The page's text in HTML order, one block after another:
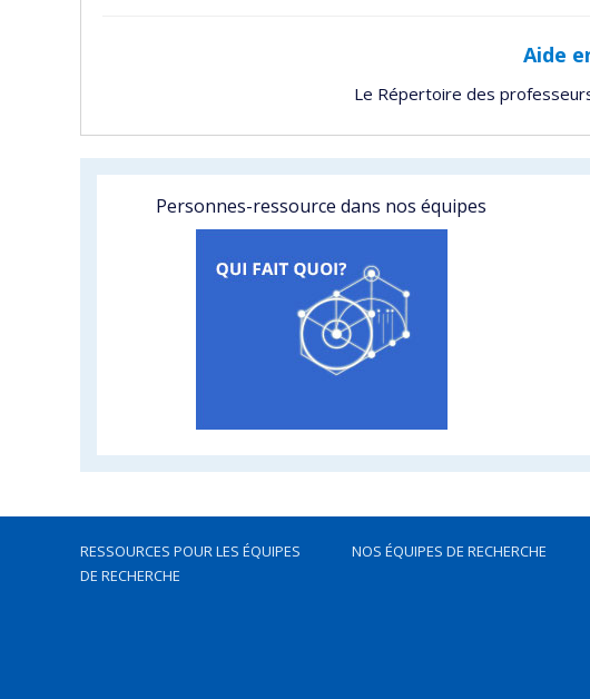
Aide
Le Répertoire des
Personnes-ressource dans nos équipes
RESSOURCES POUR LES ÉQUIPES
DE RECHERCHE
NOS ÉQUIPES DE RECHERCHE